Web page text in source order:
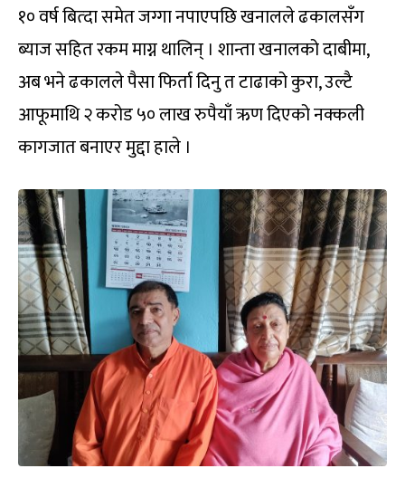
१० वर्ष बित्दा समेत जग्गा नपाएपछि खनालले ढकालसँग
ब्याज सहित रकम माग्न थालिन् । शान्ता खनालको दाबीमा,
अब भने ढकालले पैसा फिर्ता दिनु त टाढाको कुरा, उल्टै
आफूमाथि २ करोड ५० लाख रुपैयाँ ऋण दिएको नक्कली
कागजात बनाएर मुद्दा हाले ।